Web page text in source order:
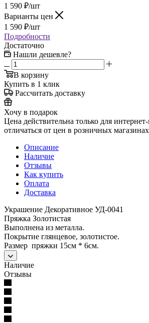
1 590 ₽/шт
Варианты цен
1 590 ₽/шт
Подробности
Достаточно
Нашли дешевле?
В корзину
Купить в 1 клик
Рассчитать доставку
Хочу в подарок
Цена действительна только для
отличаться от цен в розничных магазинах
Описание
Наличие
Отзывы
Как купить
Оплата
Доставка
Украшение Декоративное УД-0041
Пряжка Золотистая
Выполнена из металла.
Покрытие глянцевое, золотистое.
Размер пряжки 15см * 6см.
Наличие
Отзывы